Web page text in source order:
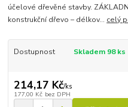
účelové dřevěné stavby.
konstrukční dřevo – délkov... celý
Dostupnost Skladem 98 ks
214,17 Kč/ks
177,00 Kč bez DPH